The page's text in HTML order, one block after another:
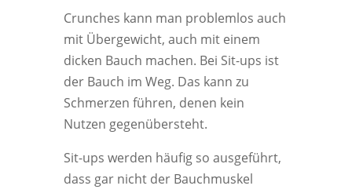
Crunches kann man problemlos auch
mit Übergewicht, auch mit einem
dicken Bauch machen. Bei Sit-ups ist
der Bauch im Weg. Das kann zu
Schmerzen führen, denen kein
Nutzen gegenübersteht.
Sit-ups werden häufig so ausgeführt,
dass gar nicht der Bauchmuskel